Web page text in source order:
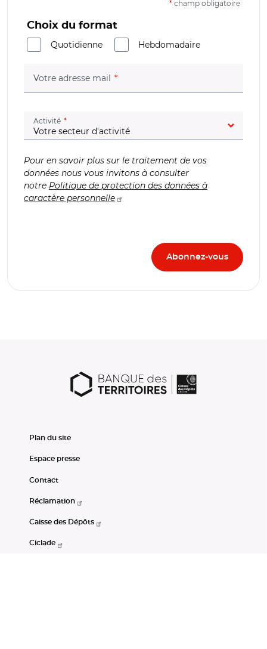
* champ obligatoire
Choix du format
Quotidienne
Hebdomadaire
Votre adresse mail (champ obligatoire)
Activité (champ obligatoire)
Pour en savoir plus sur le traitement de vos
données nous vous invitons à consulter
notre Politique de protection des données à
caractère personnelle
Plan du site
Espace presse
Contact
Réclamation
Caisse des Dépôts
Ciclade